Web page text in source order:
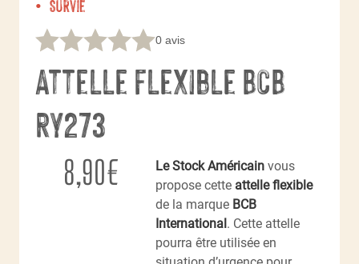
Survie
0 avis
Attelle flexible BCB
RY273
8,90€ Le Stock Américain vous
propose cette attelle flexible
de la marque BCB
International. Cette attelle
pourra être utilisée en